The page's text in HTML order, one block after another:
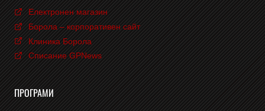
Електронен магазин
Борола – корпоративен сайт
Клиника Борола
Списание GPNews
ПРОГРАМИ